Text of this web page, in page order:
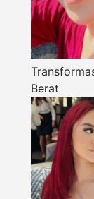
Berat